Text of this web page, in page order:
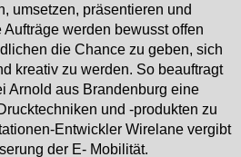
umsetzen, präsentieren und
werden bewusst offen
die Chance zu geben, sich
kreativ zu werden. So beauftragt
Arnold aus Brandenburg eine
und -produkten zu
Entwickler Wirelane vergibt
der E- Mobilität.